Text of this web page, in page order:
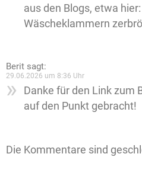
aus den Blogs, etwa
Wäscheklammern
Berit sagt:
29.06.2026 um 8:36 Uhr
Danke für den Link zum
auf den Punkt gebracht!
Die Kommentare sind